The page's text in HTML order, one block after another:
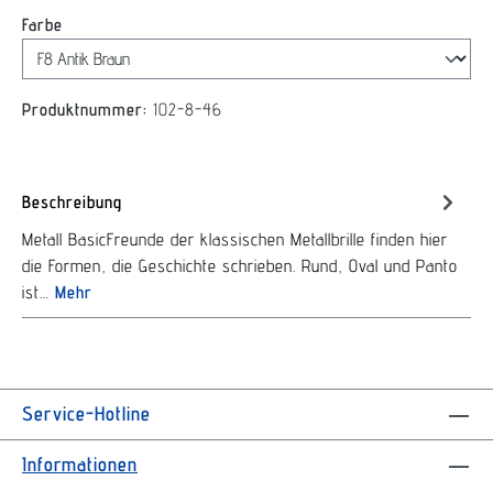
Farbe
Produktnummer: 102-8-46
Beschreibung
Metall BasicFreunde der klassischen Metallbrille finden hier
die Formen, die Geschichte schrieben. Rund, Oval und Panto
ist… Mehr
Service-Hotline
Informationen